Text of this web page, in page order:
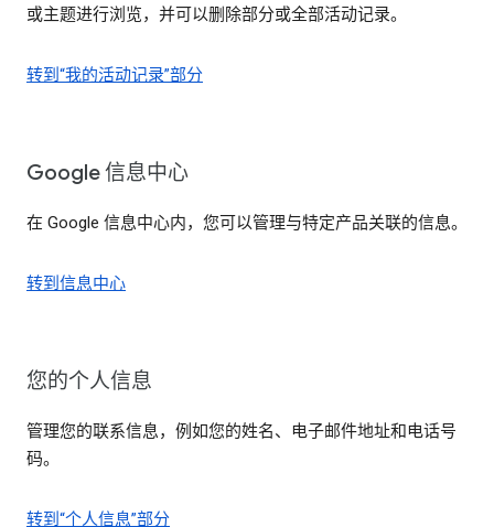
或主题进行浏览，并可以删除部分或全部活动记录。
转到“我的活动记录”部分
Google 信息中心
在 Google 信息中心内，您可以管理与特定产品关联的信息。
转到信息中心
您的个人信息
管理您的联系信息，例如您的姓名、电子邮件地址和电话号
码。
转到“个人信息”部分